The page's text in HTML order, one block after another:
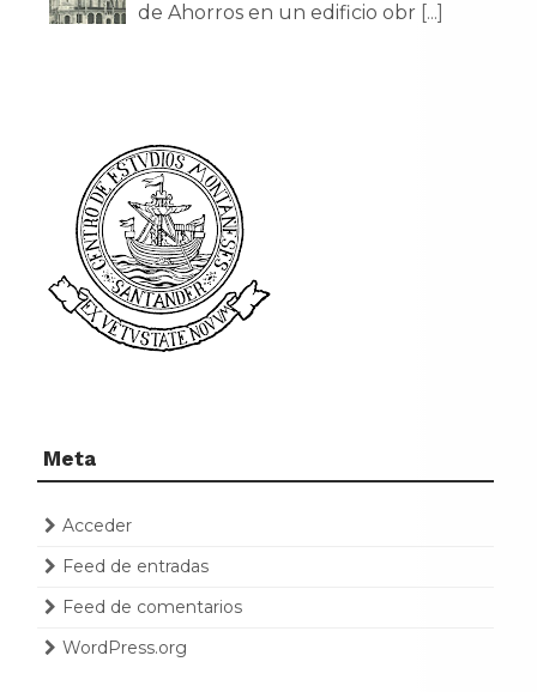
de Ahorros en un edificio obr [...]
Meta
Acceder
Feed de entradas
Feed de comentarios
WordPress.org